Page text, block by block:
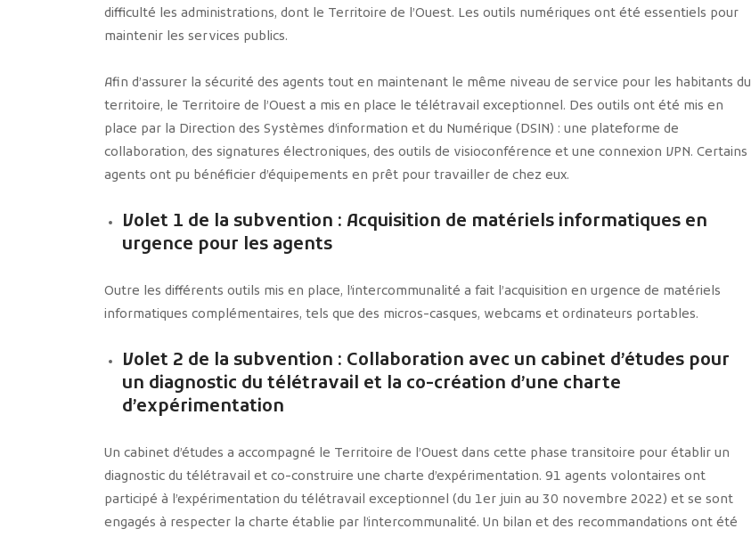
difficulté les administrations, dont le Territoire de l’Ouest. Les outils numériques ont été essentiels pour
maintenir les services publics.
Afin d’assurer la sécurité des agents tout en maintenant le même niveau de service pour les habitants du
territoire, le Territoire de l’Ouest a mis en place le télétravail exceptionnel. Des outils ont été mis en
place par la Direction des Systèmes d’information et du Numérique (DSIN) : une plateforme de
collaboration, des signatures électroniques, des outils de visioconférence et une connexion VPN. Certains
agents ont pu bénéficier d’équipements en prêt pour travailler de chez eux.
Volet 1 de la subvention : Acquisition de matériels informatiques en
urgence pour les agents
Outre les différents outils mis en place, l’intercommunalité a fait l’acquisition en urgence de matériels
informatiques complémentaires, tels que des micros-casques, webcams et ordinateurs portables.
Volet 2 de la subvention : Collaboration avec un cabinet d’études pour
un diagnostic du télétravail et la co-création d’une charte
d’expérimentation
Un cabinet d’études a accompagné le Territoire de l’Ouest dans cette phase transitoire pour établir un
diagnostic du télétravail et co-construire une charte d’expérimentation. 91 agents volontaires ont
participé à l’expérimentation du télétravail exceptionnel (du 1er juin au 30 novembre 2022) et se sont
engagés à respecter la charte établie par l’intercommunalité. Un bilan et des recommandations ont été